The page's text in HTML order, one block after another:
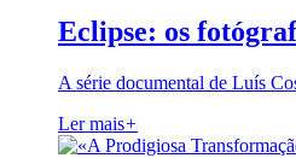
Eclipse: os
A série documental de Luís
Ler mais+